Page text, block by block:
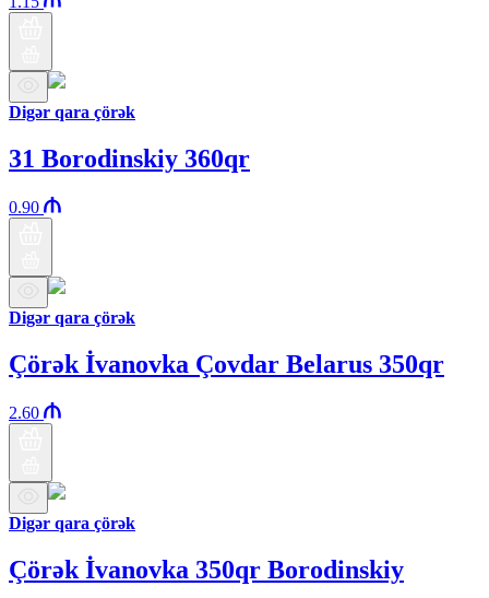
Digər qara çörək
31 Borodinskiy 360qr
0.90
Digər qara çörək
Çörək İvanovka Çovdar Belarus 350qr
2.60
Digər qara çörək
Çörək İvanovka 350qr Borodinskiy